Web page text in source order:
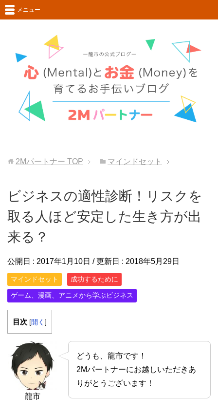
メニュー
2Mパートナー TOP マインドセット
ビジネスの適性診断！リスクを
取る人ほど安定した生き方が出
来る？
公開日 : 2017年1月10日 / 更新日 : 2018年5月29日
マインドセット 成功するために
ゲーム、漫画、アニメから学ぶビジネス
目次 [開く ]
龍市
どうも、龍市です！
2Mパートナーにお越しいただきあ
りがとうございます！